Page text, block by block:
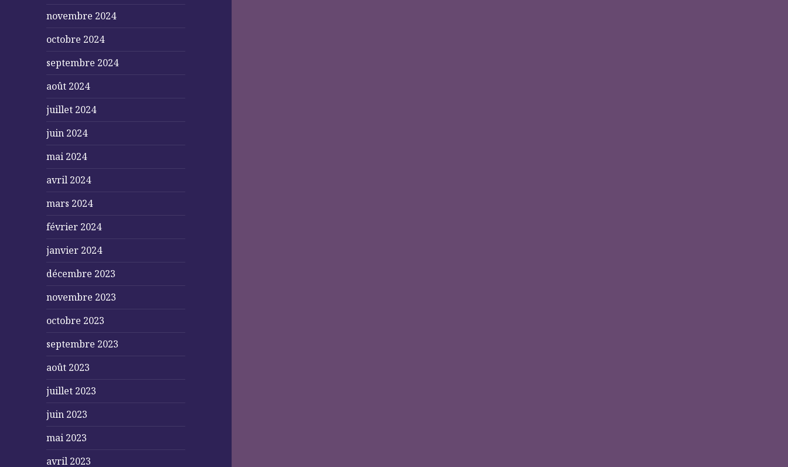
novembre 2024
octobre 2024
septembre 2024
août 2024
juillet 2024
juin 2024
mai 2024
avril 2024
mars 2024
février 2024
janvier 2024
décembre 2023
novembre 2023
octobre 2023
septembre 2023
août 2023
juillet 2023
juin 2023
mai 2023
avril 2023